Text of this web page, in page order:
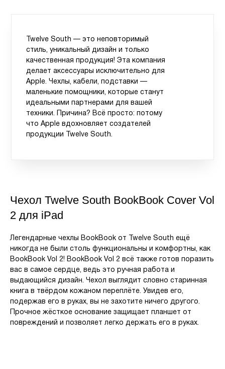
Twelve South — это неповторимый
стиль, уникальный дизайн и только
качественная продукция! Эта компания
делает аксессуары исключительно для
Apple. Чехлы, кабели, подставки —
маленькие помощники, которые станут
идеальными партнерами для вашей
техники. Причина? Всё просто: потому
что Apple вдохновляет создателей
продукции Twelve South.
Чехол Twelve South BookBook Cover Vol
2 для iPad
Легендарные чехлы BookBook от Twelve South ещё
никогда не были столь функциональны и комфортны, как
BookBook Vol 2! BookBook Vol 2 всё также готов поразить
вас в самое сердце, ведь это ручная работа и
выдающийся дизайн. Чехол выглядит словно старинная
книга в твёрдом кожаном переплёте. Увидев его,
подержав его в руках, вы не захотите ничего другого.
Прочное жёсткое основание защищает планшет от
повреждений и позволяет легко держать его в руках.